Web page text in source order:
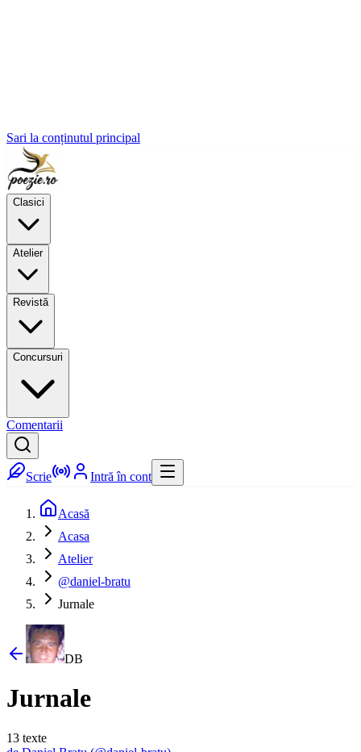
Sari la conținutul principal
Clasici
Atelier
Revistă
Concursuri
Comentarii
Scrie Intră în cont
Acasă
Acasa
Atelier
@daniel-bratu
Jurnale
DB
Jurnale
13 texte